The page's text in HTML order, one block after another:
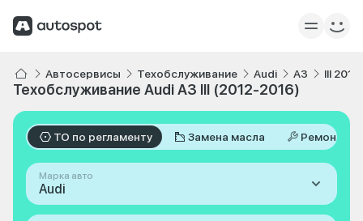
Автосервисы Техобслуживание Audi A3 III
Техобслуживание Audi A3 III (2012-2016)
ТО по регламенту Замена масла Ремонт
Марка авто
Audi